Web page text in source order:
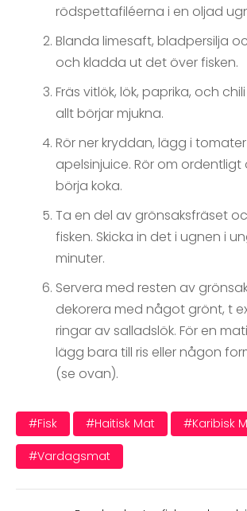
rödspettafiléerna i en oljad
Blanda limesaft, bladpersilja
och kladda ut det över fisken.
Fräs vitlök, lök, paprika, och
allt börjar mjukna.
Rör ner kryddan, lägg i
apelsinjuice. Rör om
börja koka.
Ta en del av grönsaksfräset
fisken. Skicka in det i ugnen i
minuter.
Servera med resten av
dekorera med något grönt, t
ringar av salladslök. För en
lägg bara till ris eller någon
(se ovan).
#fisk #haitisk Mat #karibisk
#vardagsmat